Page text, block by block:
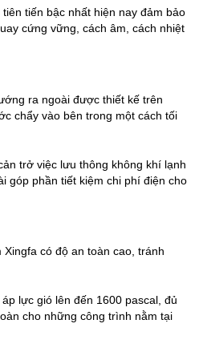
tiến bậc nhất hiện nay đảm bảo
cứng vững, cách âm, cách nhiệt
ra ngoài được thiết kế trên
chẩy vào bên trong một cách tối
trở việc lưu thông không khí lạnh
góp phần tiết kiệm chi phí điện cho
Xingfa có độ an toàn cao, tránh
lực gió lên đến 1600 pascal, đủ
cho những công trình nằm tại